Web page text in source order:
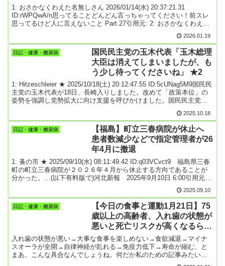
1: おさかなくわえた名無しさん 2026/01/14(水) 20:37:21.31
ID:rWPQwA/n思ってることどんどん言っちゃってください！前スレ
思ってるけど人に言えないこと Part.27引用元: 2: おさかなくわえた
名無しさん 2026/01/14(水) 21:49:20.75 ID:sic+O4dX小川晶と田久保
真紀 明暗を分けたのは何か いろんなところで議論されてるけど答
えは簡単 市民の民度だと思う5: おさかなくわえた名無しさん
2026/01/14(水) 23:50:25.03 ID:byiG4JRt>>2小川晶の方がいくらか若
いしまあまあ可愛いからじゃ?w 田久保は図太い感じだしい…9: おさ
かなくわえた名無しさん 2026/01/15(木) 21:56:24.59 ID:2FlAkjTt>>2
この考えよくネットみるけど有権者はやらかしより実績や首長とし
て対抗馬より良いか悪いかで判断してると思うある所なんて出直し
選挙の対抗馬が今まで税金を無駄遣いしてきた人達だったからボロ
負けしたのにネットだと民度が悪いの大合唱だった対抗馬について
2026.01.19
日記・健康・糖尿病
国民民主党の玉木代表「玉木総理
大臣は消えてしまいましたが、も
う少し待ってくださいね」 ★2
1: Hitzeschleier ★ 2025/10/18(土) 20:12:47.55 ID:5cUNag5M9国民民
主党の玉木代表が18日、長崎入りしました。改めて「政策本位」の
姿勢を強調し党勢拡大に向け支援を呼びかけました。国民民主党の
策やガソリンの暫定税率など経済政策について党の政策を訴えまし
た。国民民主党 玉木雄一郎 代表「基本政策で折り合うことが今
回できなかった。その意味では玉木総理大臣は消えてしまいました
がもう少し待ってくださいね」そして、連立政権に向けた政策協議
で日本維新の会が自民党に求めた国会議員の定数削減について賛成
する考えを示した上で、臨時国会でいち早く経済対策の議論を始め
るべきなどと強調しました。国民民主党 玉木雄一郎 代表「早く
国民のための政治に移行していこうではありませんか。それを私た
ち国民民主党は主導していきたいと思っています」玉木代表は党の
地盤を強化するため党員や地方議員の候補者などを募る全国キャラ
バンの一環で長崎を訪れました。国政選挙についても県連と相談し
ながら候補者の擁立を検討したいとして...
2025.10.18
日記・健康・糖尿病
【福島】町立三春病院が休止へ
患者数減少などで指定管理者が26
年4月に撤退
1: 蚤の市 ★ 2025/09/10(水) 08:11:49.42 ID:q03VCvct9 福島県三春
町の町立三春病院が２０２６年４月から休止する方向であることが
分かった。…(以下有料版で)河北新報 2025年9月10日 6:00引用元:
は医療すらもまともに受けられなくなるよ早くコンパクトシティ化
を！47: 名無しどんぶらこ 2025/09/10(水) 09:55:00.65
ID:XtQ12QRN0>>2強制移住だね中国に併合してもらってノウハウを
学ぼう！5: 名無しどんぶらこ 2025/09/10(水) 08:15:01.23
ID:+WWJ+NKj0日本は病院が多すぎるらしいよ20: 名無しどんぶらこ
2025/09/10(水) 08:24:53.76 ID:og743IOI0>>5国民皆保険だから当然
かも。安定して儲かるw38: 名無しどんぶらこ 2025/09/10(水)
08:56:05.86 ID:c0+OYPyy0>>20アホを露呈してるなw48: 名無しど
んぶ...
2025.09.10
日記・健康・糖尿病
【今日の食事と運動1月21日】75
歳以上の高齢者、入れ歯の状態が
悪いと死亡リスクが高くなるらし
い
入れ歯の状態が悪い→大事な食事を楽しめない→食欲減退→マイナ
スオーラが全開→自律神経が乱れる→免疫力低下→寿命が縮む、と
まあ、こんな具合なんでしょうね。何だか私のための記事みたい😥